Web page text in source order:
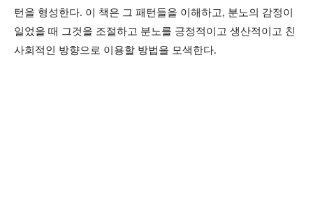
턴을 형성한다. 이 책은 그 패턴들을 이해하고, 분노의 감정이
일었을 때 그것을 조절하고 분노를 긍정적이고 생산적이고 친
사회적인 방향으로 이용할 방법을 모색한다.